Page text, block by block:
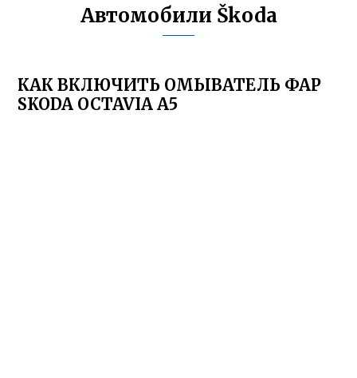
Автомобили Škoda
КАК ВКЛЮЧИТЬ ОМЫВАТЕЛЬ ФАР
SKODA OCTAVIA A5